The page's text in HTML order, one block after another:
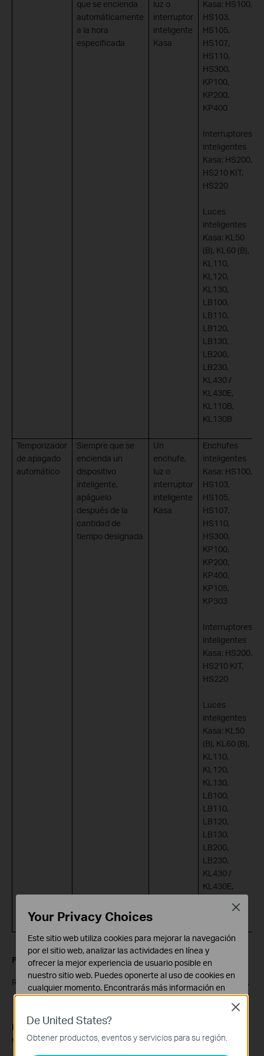
que se encienda
automáticamente
a la hora
especificada
luz o
interruptor
inteligente
Kasa
Kasa: HS100,
HS103,
HS105,
HS107,
HS110,
HS300,
KP100,
KP200,
KP400
Interruptores
inteligentes
Kasa: HS200,
HS210 KIT,
HS220
Luces
inteligentes
Kasa: KL50
(B), KL60 (B),
KL110,
KL120,
KL130,
LB100,
LB110,
LB120,
LB130,
LB200,
LB230,
KL430 /
KL430E,
KL110B,
KL130B
Temporizador
de apagado
automático
Siempre que se
encienda un
dispositivo
inteligente,
apáguelo
después de la
cantidad de
tiempo designada
Un
enchufe,
luz o
interruptor
inteligente
Kasa
Enchufes
inteligentes
Kasa: HS100,
HS103,
HS105,
HS107,
HS110,
HS300,
KP100,
KP200,
KP400,
KP105,
KP303
Interruptores
inteligentes
Kasa: HS200,
HS210 KIT,
HS220
Luces
inteligentes
Kasa: KL50
(B), KL60 (B),
KL110,
KL120,
KL130,
LB100,
LB110,
LB120,
LB130,
LB200,
LB230,
KL430 /
KL430E,
KL130B
P2: ¿Cuántas acciones inteligentes puedo crear?
R: Se pueden crear hasta 64 Smart Actions en una cuenta Kasa.
P3: ¿Cuántas acciones inteligentes se pueden habilitar a la
vez?
De United States?
Obtener productos, eventos y servicios para su región.
Close
Your Privacy Choices
Este sitio web utiliza cookies para mejorar la navegación
por el sitio web, analizar las actividades en línea y
ofrecer la mejor experiencia de usuario posible en
nuestro sitio web. Puedes oponerte al uso de cookies en
cualquier momento. Encontrarás más información en
Cookies Básicas
Estas cookies son necesarias para el funcionamiento
del sitio web y no pueden desactivarse en tu sistema.
Close